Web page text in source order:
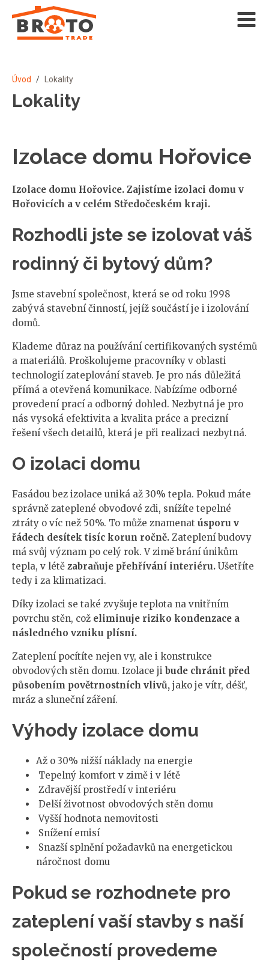
Úvod / Lokality
Lokality
Izolace domu Hořovice
Izolace domu Hořovice. Zajistíme izolaci domu v
Hořovicích a v celém Středočeském kraji.
Rozhodli jste se izolovat váš
rodinný či bytový dům?
Jsme stavební společnost, která se od roku 1998
zabývá stavební činností, jejíž součástí je i izolování
domů.
Klademe důraz na používání certifikovaných systémů
a materiálů. Proškolujeme pracovníky v oblasti
technologií zateplování staveb. Je pro nás důležitá
přímá a otevřená komunikace. Nabízíme odborné
provedení prací a odborný dohled. Nezbytná je pro
nás vysoká efektivita a kvalita práce a precizní
řešení všech detailů, která je při realizaci nezbytná.
O izolaci domu
Fasádou bez izolace uniká až 30% tepla. Pokud máte
správně zateplené obvodové zdi, snížíte tepelné
ztráty o víc než 50%. To může znamenat úsporu v
řádech desítek tisíc korun ročně. Zateplení budovy
má svůj význam po celý rok. V zimě brání únikům
tepla, v létě zabraňuje přehřívání interiéru. Ušetříte
tedy i za klimatizaci.
Díky izolaci se také zvyšuje teplota na vnitřním
povrchu stěn, což eliminuje riziko kondenzace a
následného vzniku plísní.
Zateplení pocítíte nejen vy, ale i konstrukce
obvodových stěn domu. Izolace ji bude chránit před
působením povětrnostních vlivů, jako je vítr, déšť,
mráz a sluneční záření.
Výhody izolace domu
Až o 30% nižší náklady na energie
Tepelný komfort v zimě i v létě
Zdravější prostředí v interiéru
Delší životnost obvodových stěn domu
Vyšší hodnota nemovitosti
Snížení emisí
Snazší splnění požadavků na energetickou
náročnost domu
Pokud se rozhodnete pro
zateplení vaší stavby s naší
společností provedeme